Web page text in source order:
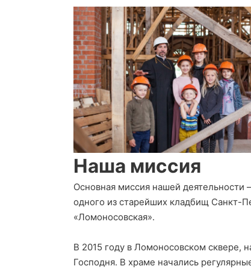
Наша миссия
Основная миссия нашей
одного из старейших кладбищ Санкт-
«Ломоносовская».
В 2015 году в Ломоносовском
Господня. В храме начались